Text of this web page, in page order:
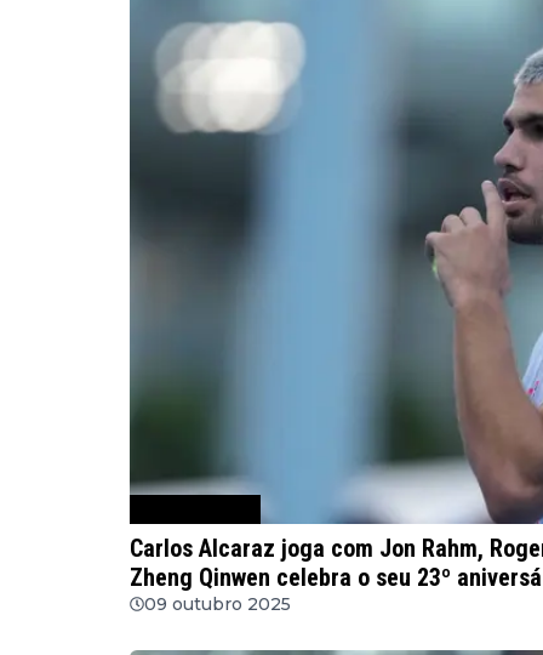
Carlos Alcaraz joga com Jon Rahm,
Zheng Qinwen celebra o seu 23º
09 outubro 2025